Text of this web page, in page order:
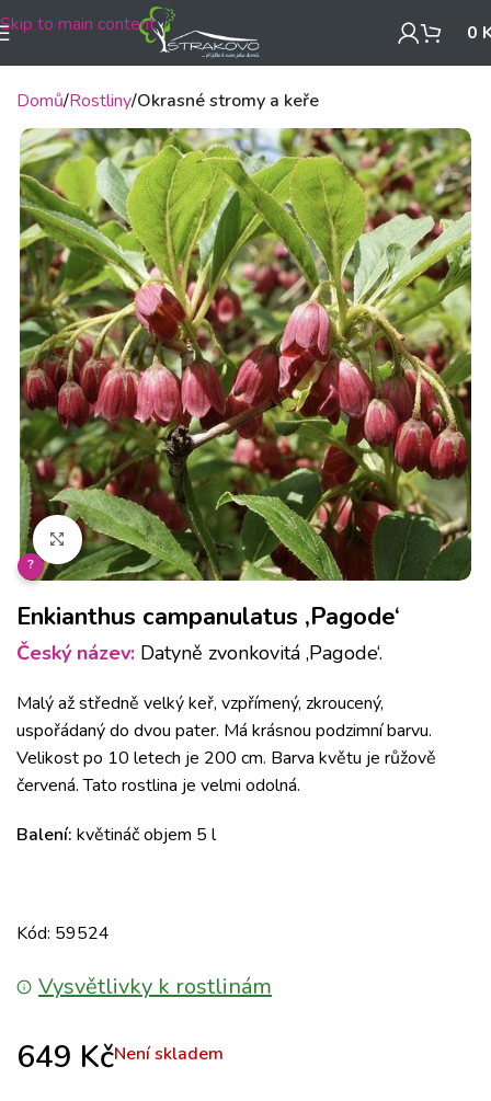
Skip to main content 0
Domů Rostliny Okrasné stromy a keře
Klikněte pro zvětšení
?
Enkianthus campanulatus ‚Pagode‘
Český název: Datyně zvonkovitá ‚Pagode‘.
Malý až středně velký keř, vzpřímený, zkroucený,
uspořádaný do dvou pater. Má krásnou podzimní barvu.
Velikost po 10 letech je 200 cm. Barva květu je růžově
červená. Tato rostlina je velmi odolná.
Balení: květináč objem 5 l
Kód: 59524
Vysvětlivky k rostlinám
649 KčNení skladem